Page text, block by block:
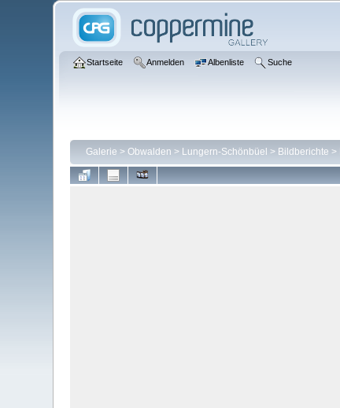
Startseite Anmelden Albenliste Suche
Galerie > Obwalden > Lungern-Schönbüel > Bildberichte >